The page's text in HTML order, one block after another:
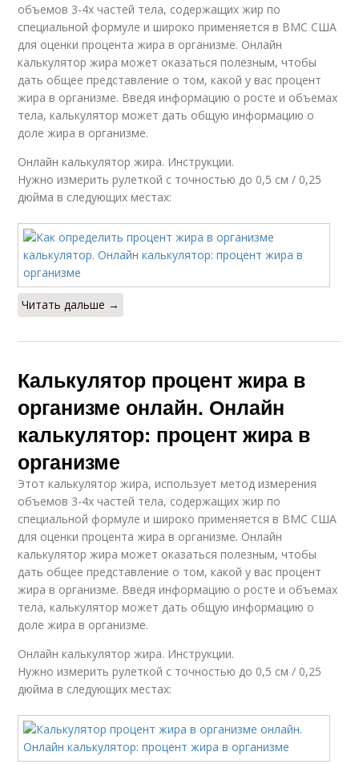
объемов 3-4х частей тела, содержащих жир по
специальной формуле и широко применяется в ВМС США
для оценки процента жира в организме. Онлайн
калькулятор жира может оказаться полезным, чтобы
дать общее представление о том, какой у вас процент
жира в организме. Введя информацию о росте и объемах
тела, калькулятор может дать общую информацию о
доле жира в организме.
Онлайн калькулятор жира. Инструкции.
Нужно измерить рулеткой с точностью до 0,5 см / 0,25
дюйма в следующих местах:
Читать дальше →
Калькулятор процент жира в
организме онлайн. Онлайн
калькулятор: процент жира в
организме
Этот калькулятор жира, использует метод измерения
объемов 3-4х частей тела, содержащих жир по
специальной формуле и широко применяется в ВМС США
для оценки процента жира в организме. Онлайн
калькулятор жира может оказаться полезным, чтобы
дать общее представление о том, какой у вас процент
жира в организме. Введя информацию о росте и объемах
тела, калькулятор может дать общую информацию о
доле жира в организме.
Онлайн калькулятор жира. Инструкции.
Нужно измерить рулеткой с точностью до 0,5 см / 0,25
дюйма в следующих местах: